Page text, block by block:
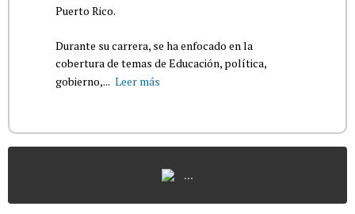
Puerto Rico.
Durante su carrera, se ha enfocado en la
cobertura de temas de Educación, política,
gobierno,... Leer más
...